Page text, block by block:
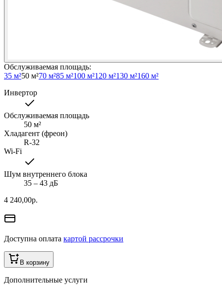
Обслуживаемая площадь:
35 м²50 м²70 м²85 м²100 м²120 м²130 м²160 м²
Инвертор
Обслуживаемая площадь
50 м²
Хладагент (фреон)
R-32
Wi-Fi
Шум внутреннего блока
35 ‒ 43 дБ
4 240,00р.
Доступна оплата картой рассрочки
В корзину
Дополнительные услуги